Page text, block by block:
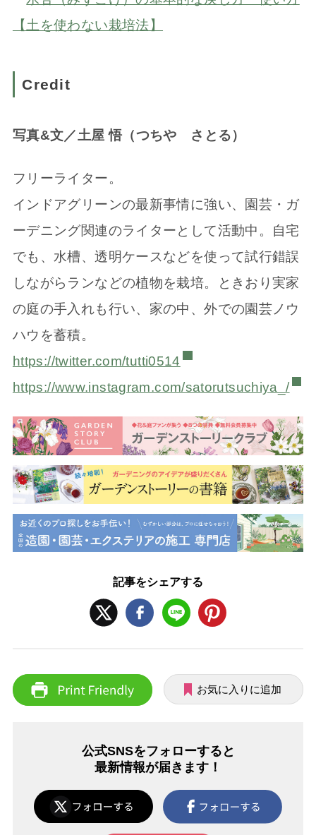
【土を使わない栽培法】
Credit
写真&文／土屋 悟（つちや さとる）
フリーライター。
インドアグリーンの最新事情に強い、園芸・ガ
ーデニング関連のラ イターとして活動中。自宅
でも、水槽、透明ケースなどを使って試行錯誤
しながらランなどの植物を栽培。ときおり実家
の庭の手入れも行い、家の中、外での園芸ノウ
ハウを蓄積。
https://twitter.com/tutti0514
https://www.instagram.com/satorutsuchiya_/
記事をシェアする
お気に入りに追加
公式SNSをフォローすると
最新情報が届きます！